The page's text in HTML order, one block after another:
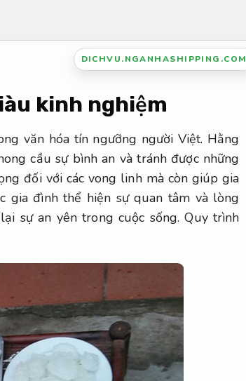
DICHVU.NGANHASHIPPING.COM
kinh nghiệm
văn hóa tín ngưỡng người Việt. Hằng
cầu sự bình an và tránh được những
đối với các vong linh mà còn giúp gia
gia đình thể hiện sự quan tâm và lòng
sự an yên trong cuộc sống.Quy trình